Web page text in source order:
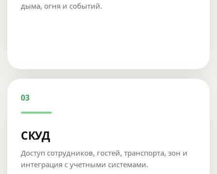
дыма, огня и событий.
03
СКУД
Доступ сотрудников, гостей, транспорта, зон и
интеграция с учетными системами.